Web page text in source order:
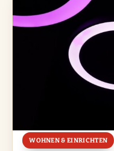
WOHNEN & EINRICHTEN